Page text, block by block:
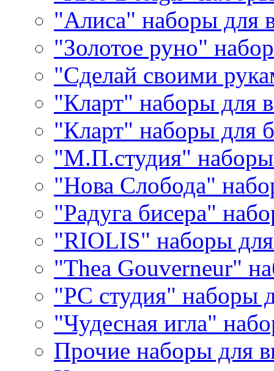
"Алиса" наборы для
"Золотое руно"
"Сделай своими
"Кларт" наборы для
"Кларт" наборы для
"М.П.студия"
"Нова Слобода"
"Радуга бисера"
"RIOLIS" наборы
"Thea Gouverneur"
"РС студия" наборы
"Чудесная игла"
Прочие наборы для